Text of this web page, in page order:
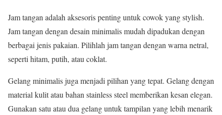
Jam tangan adalah aksesoris penting untuk cowok yang stylish.
Jam tangan dengan desain minimalis mudah dipadukan dengan
berbagai jenis pakaian. Pilihlah jam tangan dengan warna netral,
seperti hitam, putih, atau coklat.
Gelang minimalis juga menjadi pilihan yang tepat. Gelang dengan
material kulit atau bahan stainless steel memberikan kesan elegan.
Gunakan satu atau dua gelang untuk tampilan yang lebih menarik